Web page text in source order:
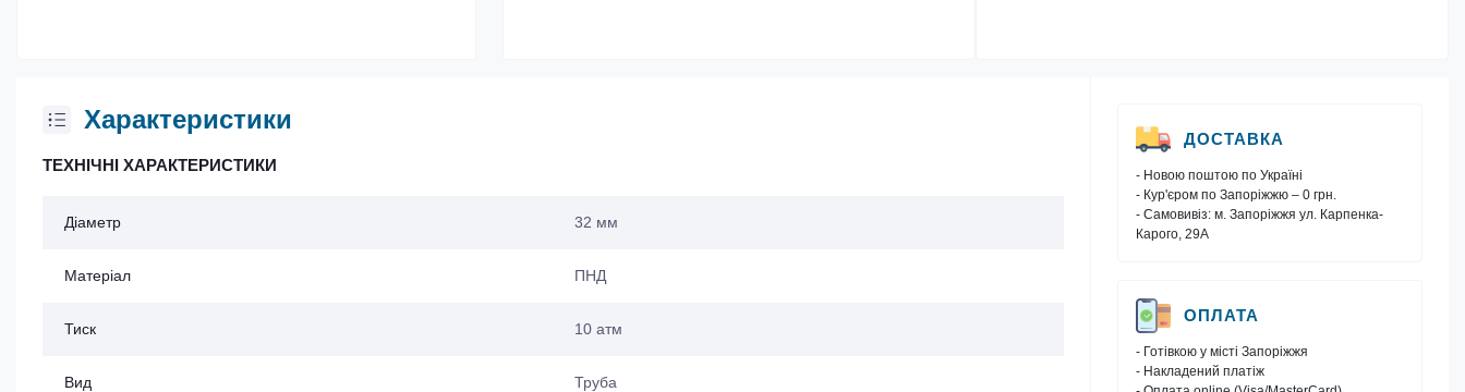
Характеристики
ТЕХНІЧНІ ХАРАКТЕРИСТИКИ
Діаметр 32 мм
Матеріал ПНД
Тиск 10 атм
Вид Труба
ДОСТАВКА
- Новою поштою по Україні
- Кур'єром по Запоріжжю – 0 грн.
- Самовивіз: м. Запоріжжя ул. Карпенка-
Карого, 29А
ОПЛАТА
- Готівкою у місті Запоріжжя
- Накладений платіж